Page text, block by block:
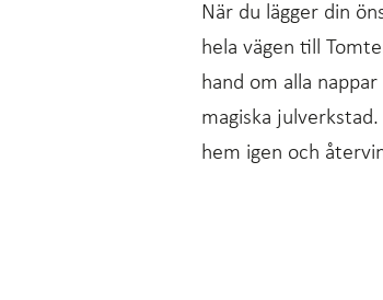
När du lägger din
hela vägen till
hand om alla
magiska
hem igen och